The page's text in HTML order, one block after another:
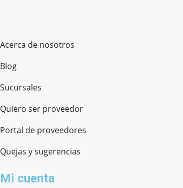
Acerca de nosotros
Blog
Sucursales
Quiero ser proveedor
Portal de proveedores
Quejas y sugerencias
Mi cuenta